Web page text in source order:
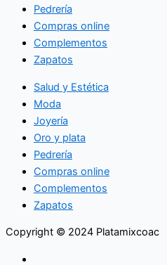
Pedrería
Compras online
Complementos
Zapatos
Salud y Estética
Moda
Joyería
Oro y plata
Pedrería
Compras online
Complementos
Zapatos
Copyright © 2024 Platamixcoac